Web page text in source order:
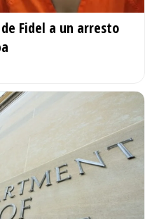
Fidel a un arresto